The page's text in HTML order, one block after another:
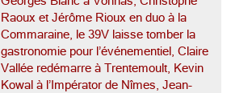
Raoux et Jérôme Rioux en duo à la
Commaraine, le 39V laisse tomber la
gastronomie pour l’événementiel, Claire
Vallée redémarre à Trentemoult, Kevin
Kowal à l’Impérator de Nîmes, Jean-